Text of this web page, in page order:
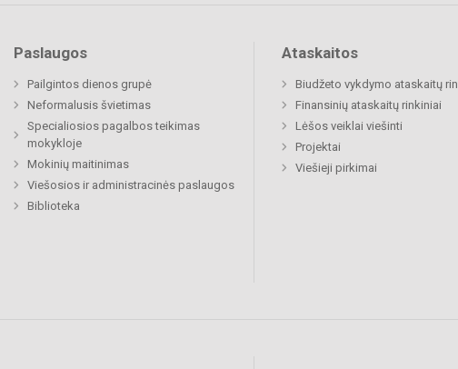
Paslaugos
Pailgintos dienos grupė
Neformalusis švietimas
Specialiosios pagalbos teikimas
mokykloje
Mokinių maitinimas
Viešosios ir administracinės paslaugos
Biblioteka
Ataskaitos
Biudžeto vykdymo ataskaitų
Finansinių ataskaitų rinkiniai
Lėšos veiklai viešinti
Projektai
Viešieji pirkimai